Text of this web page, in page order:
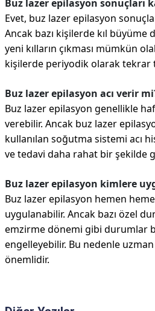
Buz lazer epilasyon sonuçları
Evet, buz lazer epilasyon
Ancak bazı kişilerde kıl büyüme
yeni kılların çıkması mümkün
kişilerde periyodik olarak tekrar
Buz lazer epilasyon acı verir
Buz lazer epilasyon genellikle
verebilir. Ancak buz lazer
kullanılan soğutma sistemi acı
ve tedavi daha rahat bir şekilde
Buz lazer epilasyon kimlere
Buz lazer epilasyon hemen
uygulanabilir. Ancak bazı özel
emzirme dönemi gibi durumlar
engelleyebilir. Bu nedenle
önemlidir.